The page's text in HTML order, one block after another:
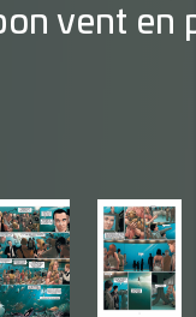
vent en